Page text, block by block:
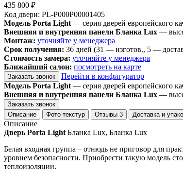
435 800 ₽
Код двери: PL-P000P00001405
Модель Porta Light — серия дверей европейского
Внешняя и внутренняя панели Бланка Lux —
Монтаж: уточняйте у менеджера
Срок получения: 36 дней (31 — изготов., 5 —
Стоимость замера: уточняйте у менеджера
Ближайший салон: посмотреть на карте
Заказать звонок
Перейти в конфигуратор
Модель Porta Light — серия дверей европейского
Внешняя и внутренняя панели Бланка Lux —
Заказать звонок
Описание
Фото текстур Отзывы 3 Доставка и
Описание
Дверь Porta Light Бланка Lux, Бланка Lux
Белая входная группа – отнюдь не приговор для
уровнем безопасности. Приобрести такую модель
теплоизоляции.